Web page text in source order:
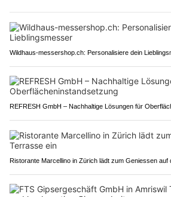
Wildhaus-messershop.ch: Personalisiere dein
REFRESH GmbH – Nachhaltige Lösungen für
Ristorante Marcellino in Zürich lädt zum Geniessen auf